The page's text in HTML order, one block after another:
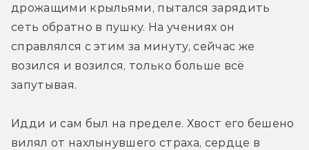
дрожащими крыльями, пытался зарядить
сеть обратно в пушку. На учениях он
справлялся с этим за минуту, сейчас же
возился и возился, только больше всё
запутывая.
Идди и сам был на пределе. Хвост его бешено
вилял от нахлынувшего страха, сердце в